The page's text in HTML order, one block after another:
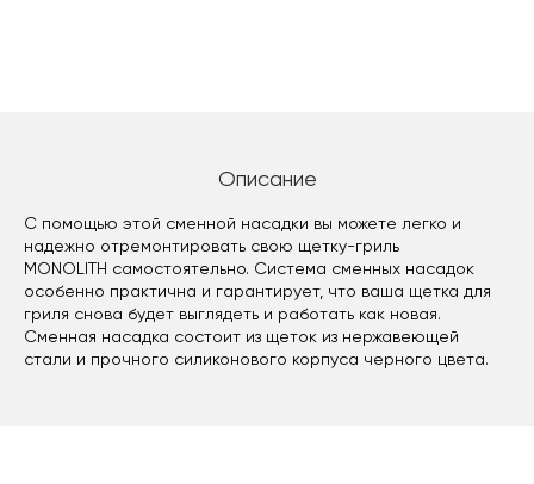
Описание
С помощью этой сменной насадки вы можете легко и
надежно отремонтировать свою щетку-гриль
MONOLITH самостоятельно. Система сменных насадок
особенно практична и гарантирует, что ваша щетка для
гриля снова будет выглядеть и работать как новая.
Сменная насадка состоит из щеток из нержавеющей
стали и прочного силиконового корпуса черного цвета.